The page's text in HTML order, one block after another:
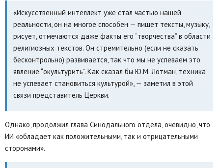
«Искусственный интеллект уже стал частью нашей
реальности, он на многое способен — пишет тексты, музыку,
рисует, отмечаются даже факты его “творчества” в области
религиозных текстов. Он стремительно (если не сказать
бесконтрольно) развивается, так что мы не успеваем это
явление “окультурить”. Как сказал бы Ю.М. Лотман, техника
не успевает становиться культурой», — заметил в этой
связи представитель Церкви.
Однако, продолжил глава Синодального отдела, очевидно, что
ИИ «обладает как положительными, так и отрицательными
сторонами».